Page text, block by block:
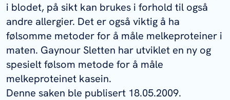
i blodet, på sikt kan brukes i forhold til også
andre allergier. Det er også viktig å ha
følsomme metoder for å måle melkeproteiner i
maten. Gaynour Sletten har utviklet en ny og
spesielt følsom metode for å måle
melkeproteinet kasein.
Denne saken ble publisert 18.05.2009.